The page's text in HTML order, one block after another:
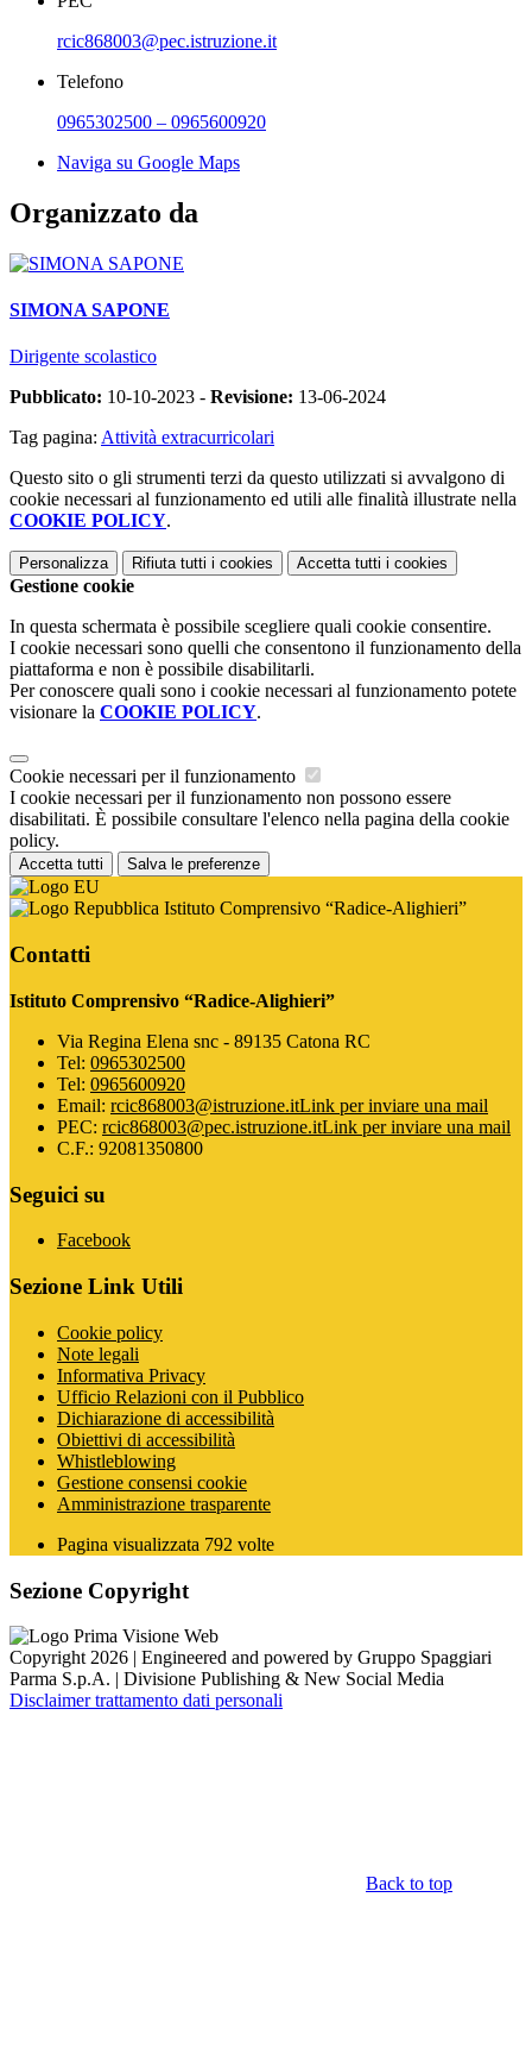
rcic868003@pec.istruzione.it
Telefono
0965302500 – 0965600920
Naviga su Google Maps
Organizzato da
SIMONA SAPONE
Dirigente scolastico
Pubblicato: 10-10-2023 - Revisione: 13-06-2024
Tag pagina: Attività extracurricolari
Questo sito o gli strumenti terzi da questo utilizzati si avvalgono di
cookie necessari al funzionamento ed utili alle finalità illustrate nella
COOKIE POLICY.
Personalizza Rifiuta tutti i cookies Accetta tutti i cookies
Gestione cookie
In questa schermata è possibile scegliere quali cookie consentire.
I cookie necessari sono quelli che consentono il funzionamento della
piattaforma e non è possibile disabilitarli.
Per conoscere quali sono i cookie necessari al funzionamento potete
visionare la COOKIE POLICY.
Cookie necessari per il funzionamento
I cookie necessari per il funzionamento non possono essere
disabilitati. È possibile consultare l'elenco nella pagina della cookie
policy.
Accetta tutti Salva le preferenze
Istituto Comprensivo “Radice-Alighieri”
Contatti
Istituto Comprensivo “Radice-Alighieri”
Via Regina Elena snc - 89135 Catona RC
Tel: 0965302500
Tel: 0965600920
Email: rcic868003@istruzione.itLink per inviare una mail
PEC: rcic868003@pec.istruzione.itLink per inviare una mail
C.F.: 92081350800
Seguici su
Facebook
Sezione Link Utili
Cookie policy
Note legali
Informativa Privacy
Ufficio Relazioni con il Pubblico
Dichiarazione di accessibilità
Obiettivi di accessibilità
Whistleblowing
Gestione consensi cookie
Amministrazione trasparente
Pagina visualizzata 792 volte
Sezione Copyright
Copyright 2026 | Engineered and powered by Gruppo Spaggiari
Parma S.p.A. | Divisione Publishing & New Social Media
Disclaimer trattamento dati personali
Back to top